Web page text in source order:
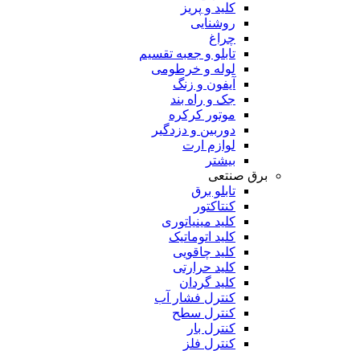
کلید و پریز
روشنایی
چراغ
تابلو و جعبه تقسیم
لوله و خرطومی
آیفون و زنگ
جک و راه بند
موتور کرکره
دوربین و دزدگیر
لوازم ارت
بیشتر
برق صنتعی
تابلو برق
کنتاکتور
کلید مینیاتوری
کلید اتوماتیک
کلید چاقویی
کلید حرارتی
کلید گردان
کنترل فشار آب
کنترل سطح
کنترل بار
کنترل فلز